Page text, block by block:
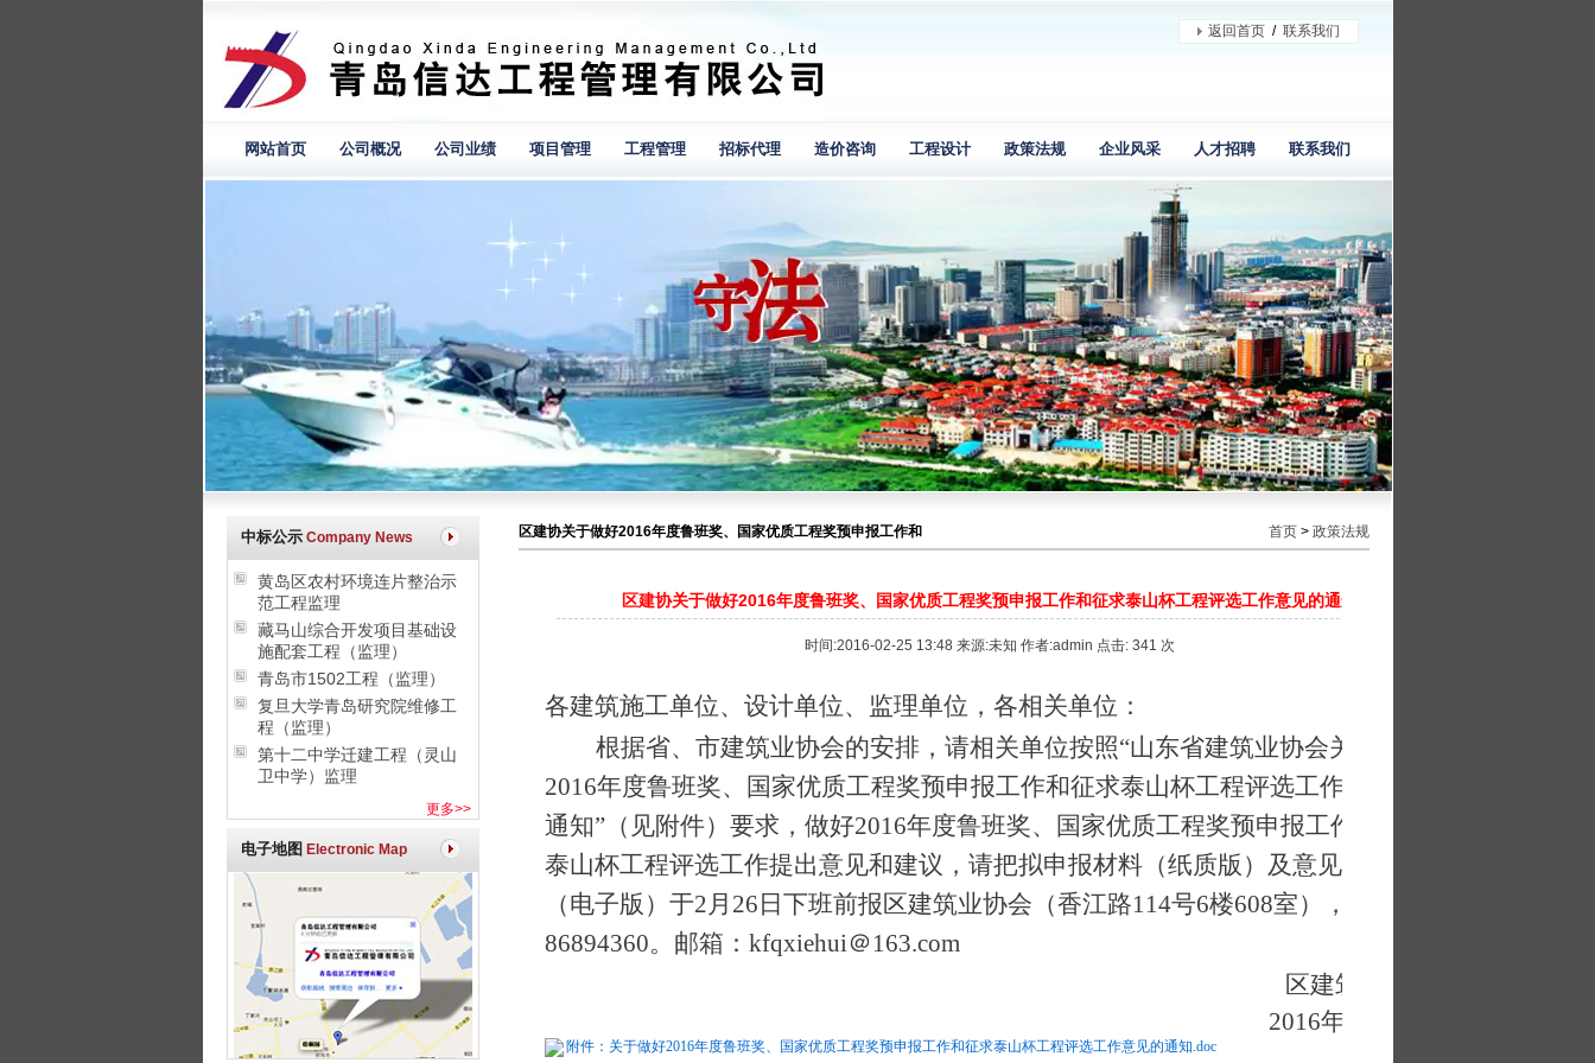
返回首页/ 联系我们
网站首页 公司概况 公司业绩 项目管理 工程管理 招标代理 造价咨询 工程设计 政策法规 企业风采 人才招聘 联系我们
中标公示 Company News
黄岛区农村环境连片整治示
范工程监理
藏马山综合开发项目基础设
施配套工程（监理）
青岛市1502工程（监理）
复旦大学青岛研究院维修工
程（监理）
第十二中学迁建工程（灵山
卫中学）监理
更多>>
电子地图 Electronic Map
区建协关于做好2016年度鲁班奖、国家优质工程奖预申报工作和 首页> 政策法规
区建协关于做好2016年度鲁班奖、国家优质工程奖预申报工作和征求泰山杯工程评选工作意见的通知
时间:2016-02-25 13:48 来源:未知 作者:admin 点击: 341 次
各建筑施工单位、设计单位、监理单位，各相关单位：
根据省、市建筑业协会的安排，请相关单位按照“山东省建筑业协会关于做好
2016年度鲁班奖、国家优质工程奖预申报工作和征求泰山杯工程评选工作意见的
通知”（见附件）要求，做好2016年度鲁班奖、国家优质工程奖预申报工作，并对
泰山杯工程评选工作提出意见和建议，请把拟申报材料（纸质版）及意见建议
（电子版）于2月26日下班前报区建筑业协会（香江路114号6楼608室），
86894360。邮箱：kfqxiehui＠163.com
区建筑业协会
2016年2月25日
附件：关于做好2016年度鲁班奖、国家优质工程奖预申报工作和征求泰山杯工程评选工作意见的通知.doc